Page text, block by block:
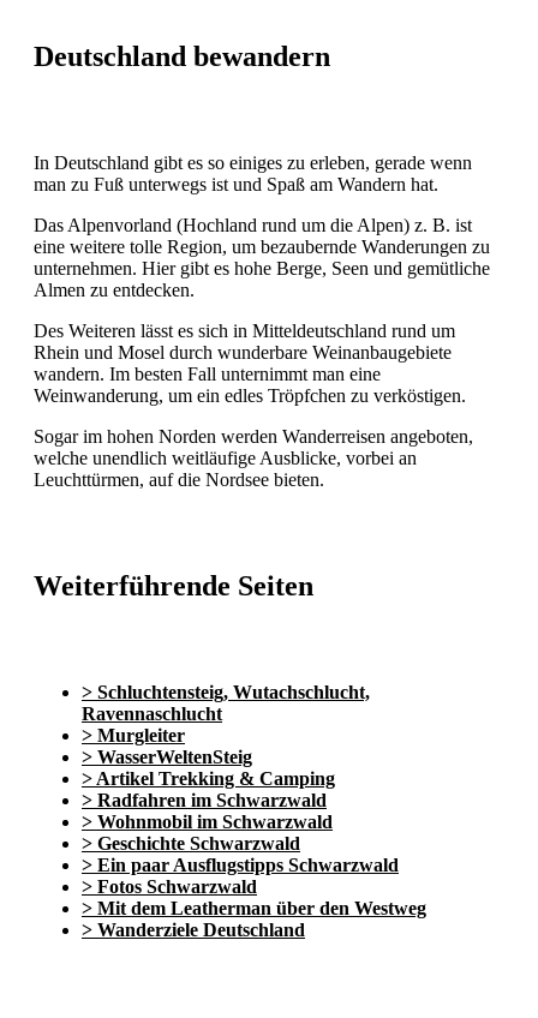
Deutschland bewandern
In Deutschland gibt es so einiges zu erleben, gerade wenn
man zu Fuß unterwegs ist und Spaß am Wandern hat.
Das Alpenvorland (Hochland rund um die Alpen) z. B. ist
eine weitere tolle Region, um bezaubernde Wanderungen zu
unternehmen. Hier gibt es hohe Berge, Seen und gemütliche
Almen zu entdecken.
Des Weiteren lässt es sich in Mitteldeutschland rund um
Rhein und Mosel durch wunderbare Weinanbaugebiete
wandern. Im besten Fall unternimmt man eine
Weinwanderung, um ein edles Tröpfchen zu verköstigen.
Sogar im hohen Norden werden Wanderreisen angeboten,
welche unendlich weitläufige Ausblicke, vorbei an
Leuchttürmen, auf die Nordsee bieten.
Weiterführende Seiten
> Schluchtensteig, Wutachschlucht,
Ravennaschlucht
> Murgleiter
> WasserWeltenSteig
> Artikel Trekking & Camping
> Radfahren im Schwarzwald
> Wohnmobil im Schwarzwald
> Geschichte Schwarzwald
> Ein paar Ausflugstipps Schwarzwald
> Fotos Schwarzwald
> Mit dem Leatherman über den Westweg
> Wanderziele Deutschland